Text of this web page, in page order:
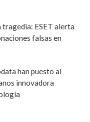
ESET alerta
falsas en
han puesto al
innovadora